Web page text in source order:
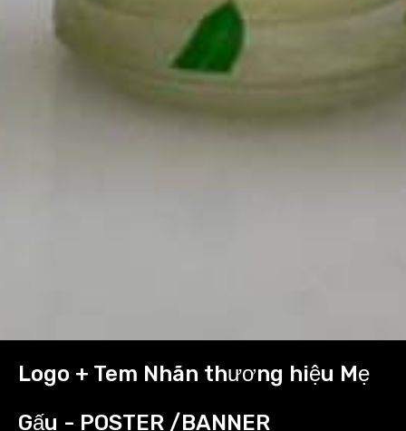
Logo + Tem Nhãn thương hiệu Mẹ
Gấu - POSTER /BANNER